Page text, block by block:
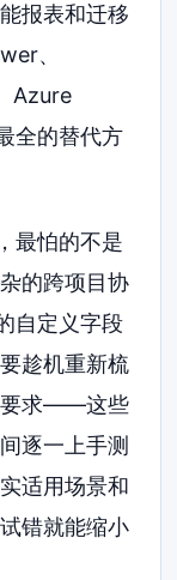
报表和迁移
、
Azure
全的替代方
最怕的不是
的跨项目协
自定义字段
趁机重新梳
要求——这些
逐一上手测
适用场景和
错就能缩小